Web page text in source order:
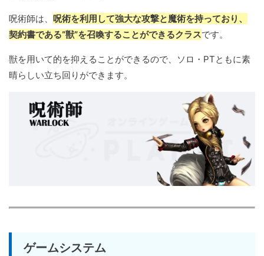
呪術師は、 呪術を利用して強大な攻撃と魔術を持っており、
契約書である“獣”を召喚することができるクラスです。
獣を用いて的を抑えることができるので、ソロ・PTともに素
晴らしい立ち回りができます。
ゲームシステム